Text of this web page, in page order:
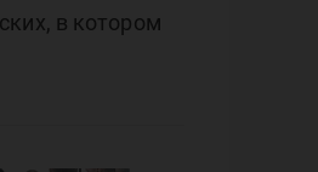
в котором